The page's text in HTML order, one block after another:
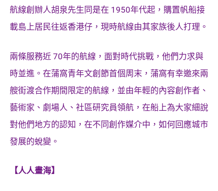
航線創辦人胡泉先生同是在 1950年代起，購置帆船接
載島上居民往返香港仔，現時航線由其家族後人打理。
兩條服務近 70年的航線，面對時代挑戰，他們力求與
時並進。在蒲窩青年文創節首個周末，蒲窩有幸邀來兩
艘街渡合作期間限定的航線，並由年輕的內容創作者、
藝術家、劇場人、社區研究員領航，在船上為大家細說
對他們地方的認知，在不同創作媒介中，如何回應城市
發展的蛻變。
【人人畫海】